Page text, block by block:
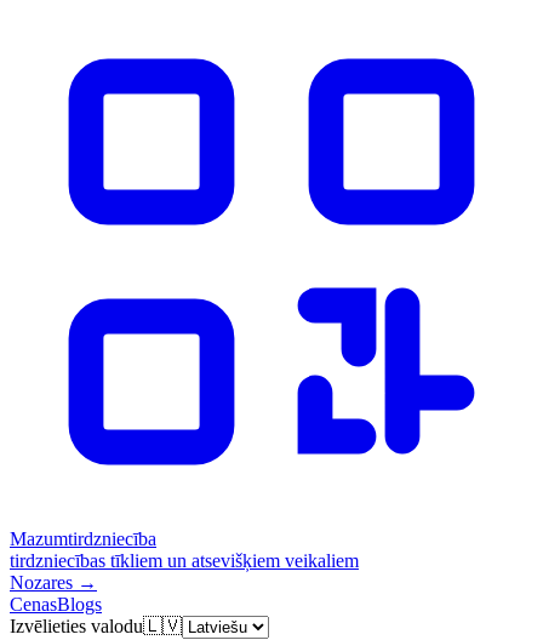
Mazumtirdzniecība
tirdzniecības tīkliem un atsevišķiem veikaliem
Nozares →
CenasBlogs
Izvēlieties valodu🇱🇻